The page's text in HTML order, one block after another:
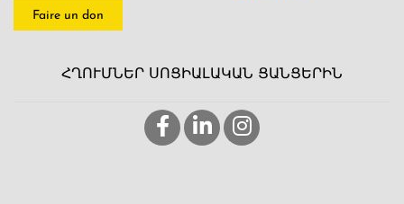
Faire un don
ՀՂՈՒՄՆԵՐ ՍՈՑԻԱԼԱԿԱՆ ՑԱՆՑԵՐԻՆ